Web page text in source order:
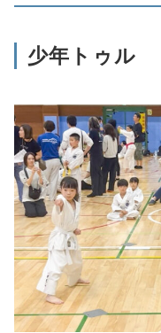
少年トゥル